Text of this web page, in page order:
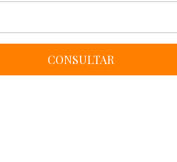
CONSULTAR